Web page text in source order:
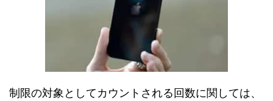
制限の対象としてカウントされる回数に関しては、